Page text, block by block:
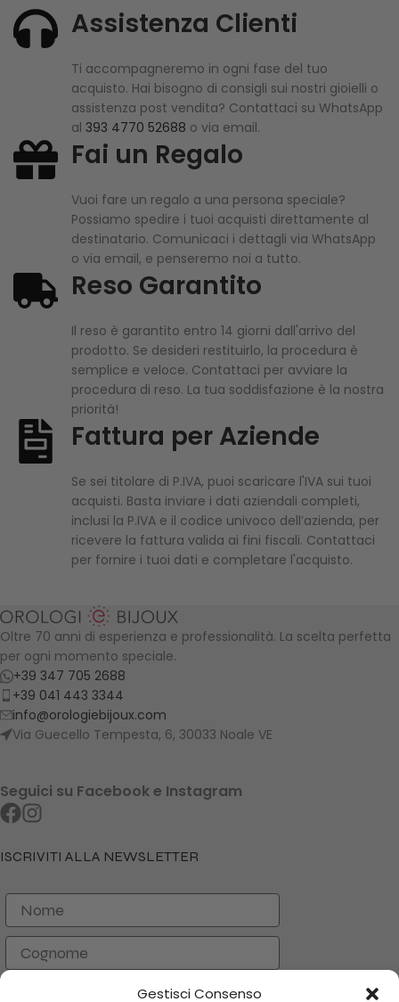
Gestisci Consenso
Assistenza Clienti
Ti accompagneremo in ogni fase del tuo
acquisto. Hai bisogno di consigli sui nostri gioielli o
assistenza post vendita? Contattaci su WhatsApp
al 393 4770 52688 o via email.
Fai un Regalo
Vuoi fare un regalo a una persona speciale?
Possiamo spedire i tuoi acquisti direttamente al
destinatario. Comunicaci i dettagli via WhatsApp
o via email, e penseremo noi a tutto.
Reso Garantito
Il reso è garantito entro 14 giorni dall'arrivo del
prodotto. Se desideri restituirlo, la procedura è
semplice e veloce. Contattaci per avviare la
procedura di reso. La tua soddisfazione è la nostra
priorità!
Fattura per Aziende
Se sei titolare di P.IVA, puoi scaricare l'IVA sui tuoi
acquisti. Basta inviare i dati aziendali completi,
inclusi la P.IVA e il codice univoco dell’azienda, per
ricevere la fattura valida ai fini fiscali. Contattaci
per fornire i tuoi dati e completare l'acquisto.
Oltre 70 anni di esperienza e professionalità. La scelta perfetta
per ogni momento speciale.
+39 347 705 2688
+39 041 443 3344
info@orologiebijoux.com
Via Guecello Tempesta, 6, 30033 Noale VE
Seguici su Facebook e Instagram
ISCRIVITI ALLA NEWSLETTER
Nome
Cognome